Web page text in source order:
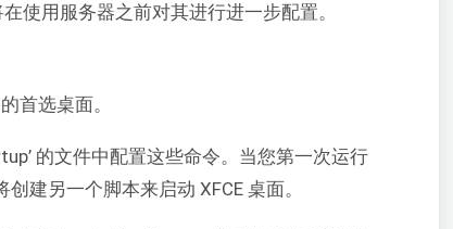
使用服务器之前对其进行进一步配置。
首选桌面。
的文件中配置这些命令。当您第一次运行
建另一个脚本来启动 XFCE 桌面。